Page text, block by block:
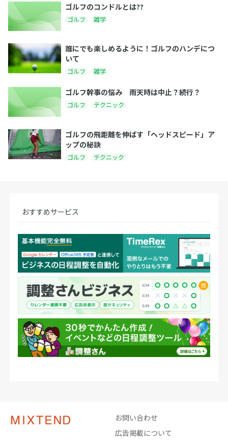
ゴルフのコンドルとは??
ゴルフ 雑学
誰にでも楽しめるように！ゴルフのハンデにつ
いて
ゴルフ 雑学
ゴルフ幹事の悩み 雨天時は中止？続行？
ゴルフ テクニック
ゴルフの飛距離を伸ばす「ヘッドスピード」ア
ップの秘訣
ゴルフ テクニック
おすすめサービス
お問い合わせ
広告掲載について